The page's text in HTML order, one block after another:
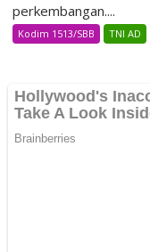
perkembangan....
Kodim 1513/SBB TNI AD